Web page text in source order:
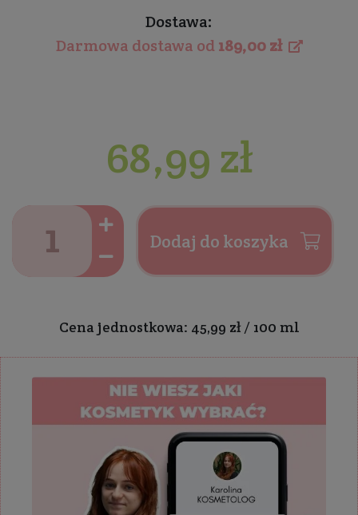
Dostawa:
Darmowa dostawa od189,00 zł
68,99 zł
Dodaj do koszyka
Cena jednostkowa: 45,99 zł / 100 ml